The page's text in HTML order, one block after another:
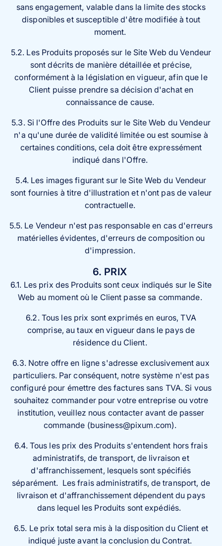
sans engagement, valable dans la limite des stocks
disponibles et susceptible d'être modifiée à tout
moment.
5.2. Les Produits proposés sur le Site Web du Vendeur
sont décrits de manière détaillée et précise,
conformément à la législation en vigueur, afin que le
Client puisse prendre sa décision d'achat en
connaissance de cause.
5.3. Si l'Offre des Produits sur le Site Web du Vendeur
n'a qu'une durée de validité limitée ou est soumise à
certaines conditions, cela doit être expressément
indiqué dans l'Offre.
5.4. Les images figurant sur le Site Web du Vendeur
sont fournies à titre d'illustration et n'ont pas de valeur
contractuelle.
5.5. Le Vendeur n'est pas responsable en cas d'erreurs
matérielles évidentes, d'erreurs de composition ou
d'impression.
6. PRIX
6.1. Les prix des Produits sont ceux indiqués sur le Site
Web au moment où le Client passe sa commande.
6.2. Tous les prix sont exprimés en euros, TVA
comprise, au taux en vigueur dans le pays de
résidence du Client.
6.3. Notre offre en ligne s'adresse exclusivement aux
particuliers. Par conséquent, notre système n'est pas
configuré pour émettre des factures sans TVA. Si vous
souhaitez commander pour votre entreprise ou votre
institution, veuillez nous contacter avant de passer
commande (business@pixum.com).
6.4. Tous les prix des Produits s'entendent hors frais
administratifs, de transport, de livraison et
d'affranchissement, lesquels sont spécifiés
séparément. Les frais administratifs, de transport, de
livraison et d'affranchissement dépendent du pays
dans lequel les Produits sont expédiés.
6.5. Le prix total sera mis à la disposition du Client et
indiqué juste avant la conclusion du Contrat.